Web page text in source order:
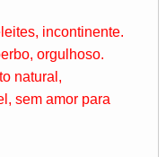
incontinente.
orgulhoso.
natural,
sem amor para